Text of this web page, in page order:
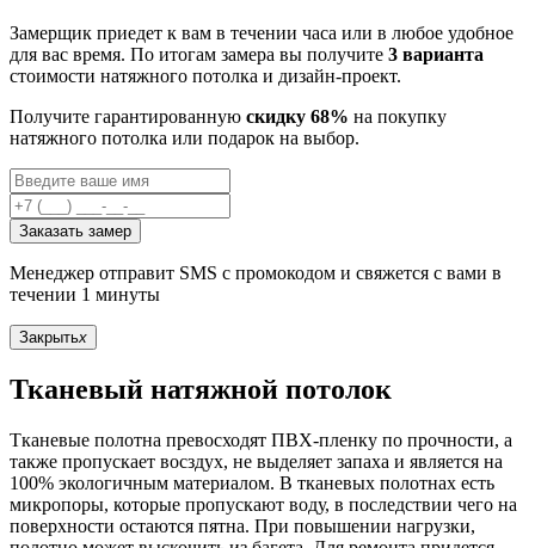
Замерщик приедет к вам в течении часа или в любое удобное
для вас время. По итогам замера вы получите 3 варианта
стоимости натяжного потолка и дизайн-проект.
Получите гарантированную скидку 68% на покупку
натяжного потолка или подарок на выбор.
Заказать замер
Менеджер отправит SMS с промокодом и свяжется с вами в
течении 1 минуты
Закрытьx
Тканевый натяжной потолок
Тканевые полотна превосходят ПВХ-пленку по прочности, а
также пропускает восздух, не выделяет запаха и является на
100% экологичным материалом. В тканевых полотнах есть
микропоры, которые пропускают воду, в последствии чего на
поверхности остаются пятна. При повышении нагрузки,